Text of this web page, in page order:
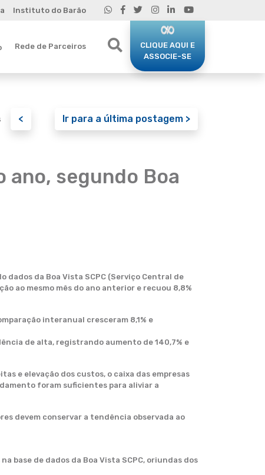
Instituto do Barão
Rede de Parceiros
CLIQUE AQUI E
ASSOCIE-SE
< Ir para a última postagem >
ano, segundo Boa
dados da Boa Vista SCPC (Serviço Central de
ao mesmo mês do ano anterior e recuou 8,8%
interanual cresceram 8,1% e
de alta, registrando aumento de 140,7% e
e elevação dos custos, o caixa das empresas
foram suficientes para aliviar a
devem conservar a tendência observada ao
base de dados da Boa Vista SCPC, oriundas dos